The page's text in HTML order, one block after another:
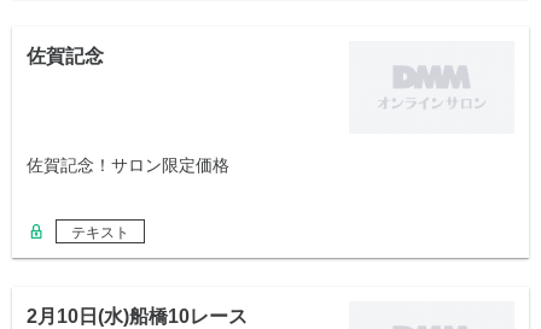
佐賀記念
佐賀記念！サロン限定価格
テキスト
2月10日(水)船橋10レース